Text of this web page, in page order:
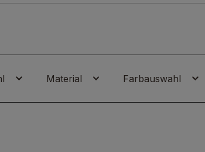
Material Farbauswahl